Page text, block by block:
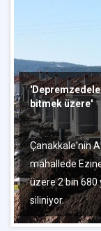
bitmek üzere'
Çanakkale'nin
mahallede
üzere 2 bin 680
siliniyor.